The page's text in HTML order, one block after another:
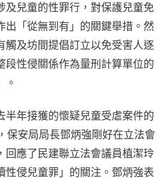
及兒童的性罪行，對保護兒童免
出「從無到有」的關鍵舉措。然
觸及坊間提倡訂立以免受害人逐
段性侵關係作為量刑計算單位的
。
半年接獲的懷疑兒童受虐案件的
保安局局長鄧炳強剛好在立法會
回應了民建聯立法會議員植潔玲
性侵兒童罪」的關注。鄧炳強表